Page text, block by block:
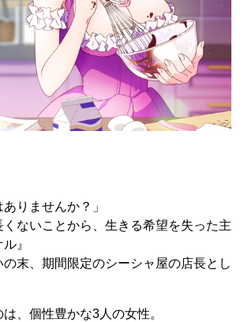
りませんか？」
ないことから、生きる希望を失った主
』
の末、期間限定のシーシャ屋の店長とし
、個性豊かな3人の女性。